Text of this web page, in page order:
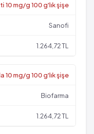
10 mg/g 100 g'lık şişe
Sanofi
1.264,72 TL
10 mg/g 100 g'lık şişe
Biofarma
1.264,72 TL